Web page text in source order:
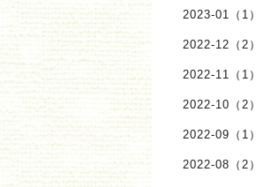
2023-01（1）
2022-12（2）
2022-11（1）
2022-10（2）
2022-09（1）
2022-08（2）